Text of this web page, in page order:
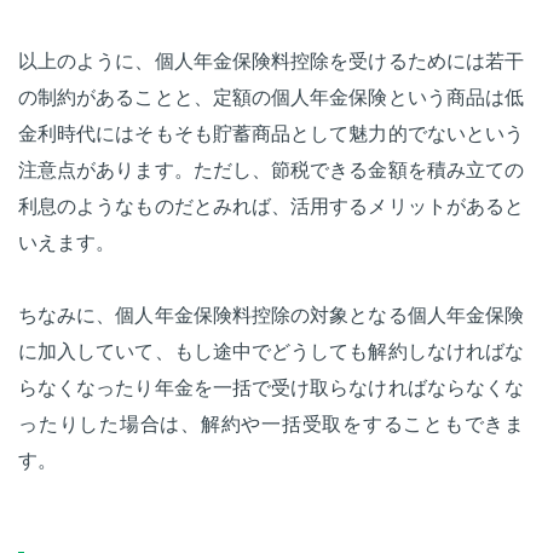
以上のように、個人年金保険料控除を受けるためには若干
の制約があることと、定額の個人年金保険という商品は低
金利時代にはそもそも貯蓄商品として魅力的でないという
注意点があります。ただし、節税できる金額を積み立ての
利息のようなものだとみれば、活用するメリットがあると
いえます。
ちなみに、個人年金保険料控除の対象となる個人年金保険
に加入していて、もし途中でどうしても解約しなければな
らなくなったり年金を一括で受け取らなければならなくな
ったりした場合は、解約や一括受取をすることもできま
す。